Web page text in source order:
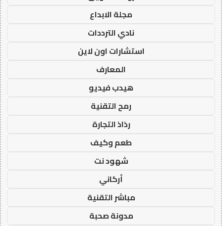
مجلة الابداع
نادي الترددات
استشارات اون لاين
المعارف
هيدب فيديو
رمح التقنية
رذاذ التجارة
طعم وكيف
شهود نت
أركاني
مباشر التقنية
مدونة صحبة